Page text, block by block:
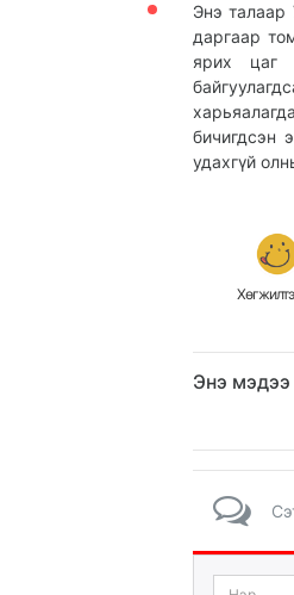
Энэ
даргаар
ярих цаг
бичигдсэн
удахгүй
Энэ